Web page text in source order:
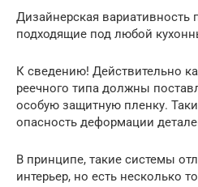
Дизайнерская вариативность
подходящие под любой
К сведению! Действительно
реечного типа должны
особую защитную пленку.
опасность деформации
В принципе, такие системы
интерьер, но есть несколько